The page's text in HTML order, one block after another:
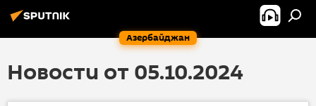
Азербайджан
Новости от 05.10.2024